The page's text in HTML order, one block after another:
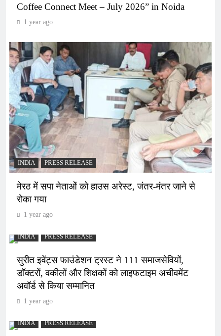
Coffee Connect Meet – July 2026” in Noida
1 year ago
INDIA PRESS RELEASE
मेरठ में सपा नेताओं को हाउस अरेस्ट, जंतर-मंतर जाने से
रोका गया
1 year ago
INDIA PRESS RELEASE
सुरीत इवेंट्स फाउंडेशन ट्रस्ट ने 111 समाजसेवियों,
डॉक्टरों, वकीलों और शिक्षकों को लाइफटाइम अचीवमेंट
अवॉर्ड से किया सम्मानित
1 year ago
INDIA PRESS RELEASE